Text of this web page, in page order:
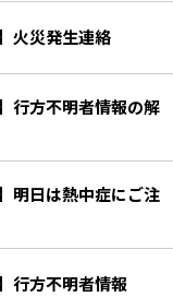
火災発生連絡
行方不明者情報の解
明日は熱中症にご注
行方不明者情報